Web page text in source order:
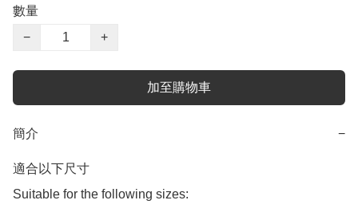
數量
−
+
加至購物車
簡介 −
適合以下尺寸
Suitable for the following sizes: